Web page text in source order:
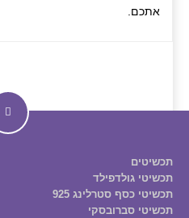
אתכם.
תכשיטים
תכשיטי גולדפילד
תכשיטי כסף סטרלינג 925
תכשיטי סברובסקי